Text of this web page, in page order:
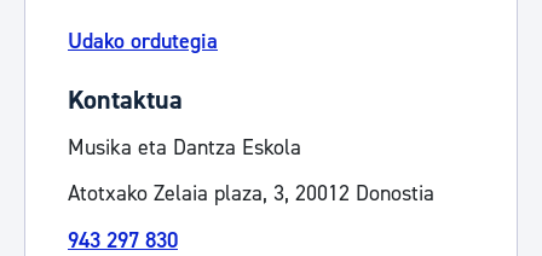
Udako ordutegia
Kontaktua
Musika eta Dantza Eskola
Atotxako Zelaia plaza, 3, 20012 Donostia
943 297 830